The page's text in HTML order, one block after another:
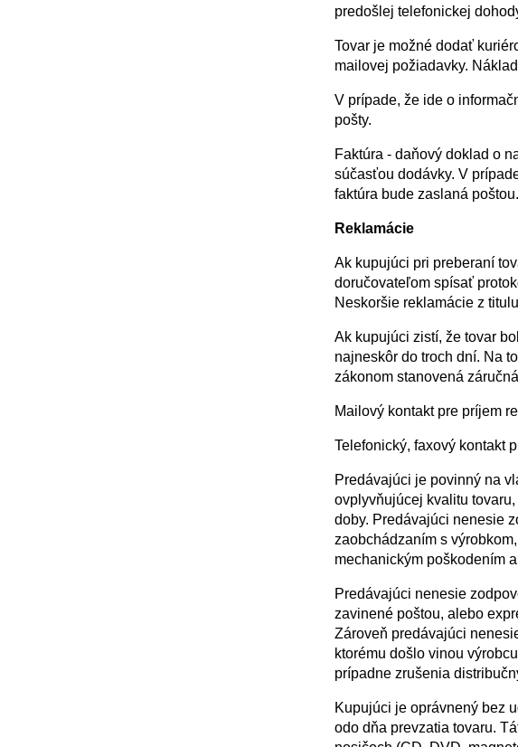
predošlej telefonickej
Tovar je možné dodať
mailovej požiadavky.
V prípade, že ide o
pošty.
Faktúra - daňový doklad o
súčasťou dodávky. V
faktúra bude zaslaná poštou.
Reklamácie
Ak kupujúci pri preberaní
doručovateľom spísať
Neskoršie reklamácie z
Ak kupujúci zistí, že tovar
najneskôr do troch dní. Na
zákonom stanovená
Mailový kontakt pre príjem
Telefonický, faxový kontakt
Predávajúci je povinný na
ovplyvňujúcej kvalitu
doby. Predávajúci nenesie
zaobchádzaním s
mechanickým poškodením
Predávajúci nenesie
zavinené poštou, alebo
Zároveň predávajúci
ktorému došlo vinou
prípadne zrušenia
Kupujúci je oprávnený bez
odo dňa prevzatia tovaru.